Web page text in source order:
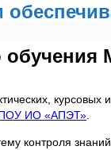
обучения
ИО «АПЭТ»
контроля